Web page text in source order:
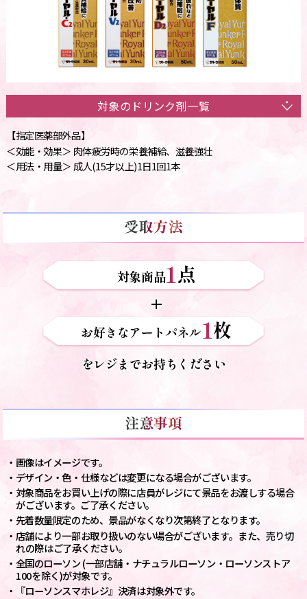
対象のドリンク剤一覧
【指定医薬部外品】
＜効能・効果＞ 肉体疲労時の栄養補給、滋養強壮
＜用法・用量＞ 成人(15才以上)1日1回1本
対象商品1点
+
お好きなアートパネル1枚
をレジまでお持ちください
・画像はイメージです。
・デザイン・色・仕様などは変更になる場合がございます。
・対象商品をお買い上げの際に店員がレジにて景品をお渡しする場合
がございます。ご了承ください。
・先着数量限定のため、景品がなくなり次第終了となります。
・店舗により一部お取り扱いのない場合がございます。また、売り切
れの際はご了承ください。
・全国のローソン (一部店舗・ナチュラルローソン・ローソンストア
100を除く)が対象です。
・『ローソンスマホレジ』決済は対象外です。